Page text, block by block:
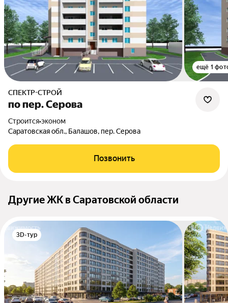
ещё 1
СПЕКТР-СТРОЙ
по пер. Серова
Строится•эконом
Саратовская обл., Балашов, пер. Серова
Позвонить
Другие ЖК в Саратовской области
3D-тур